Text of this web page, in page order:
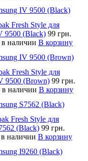
IV 9500 (Black)
Fresh Style для
9500 (Black) 99 грн.
в наличии В корзину
IV 9500 (Brown)
Fresh Style для
9500 (Brown) 99 грн.
в наличии В корзину
S7562 (Black)
Fresh Style для
(Black) 99 грн.
в наличии В корзину
I9260 (Black)